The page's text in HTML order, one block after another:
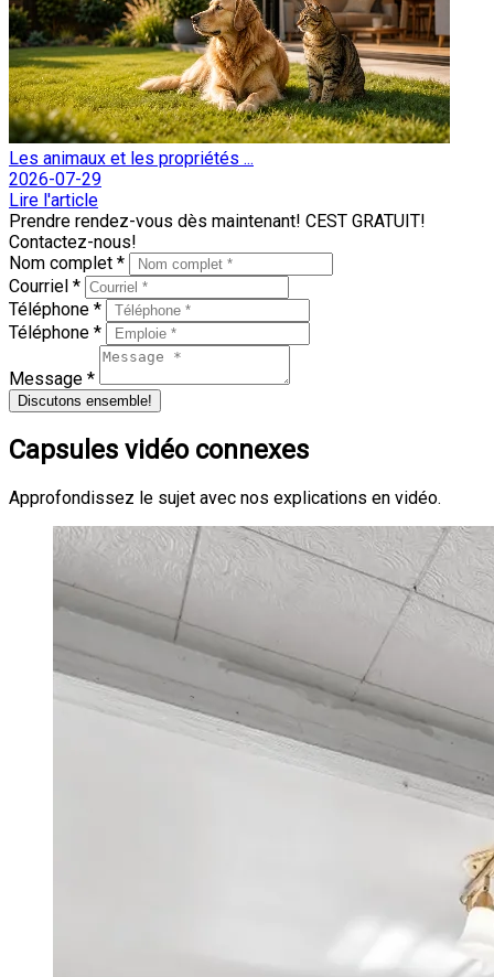
Les animaux et les propriétés ...
2026-07-29
Lire l'article
Prendre rendez-vous dès maintenant! CEST GRATUIT!
Contactez-nous!
Nom complet *
Courriel *
Téléphone *
Téléphone *
Message *
Discutons ensemble!
Capsules vidéo connexes
Approfondissez le sujet avec nos explications en vidéo.